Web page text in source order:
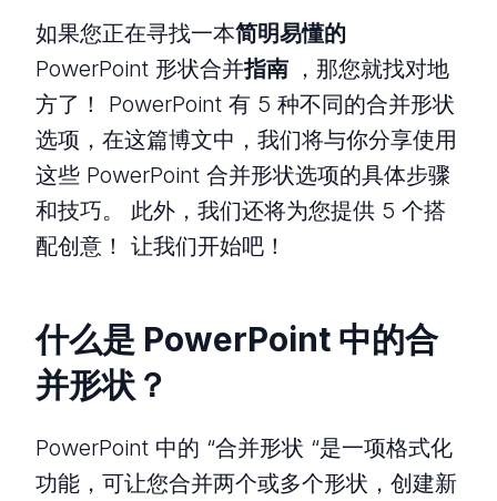
如果您正在寻找一本简明易懂的
PowerPoint 形状合并指南 ，那您就找对地
方了！ PowerPoint 有 5 种不同的合并形状
选项，在这篇博文中，我们将与你分享使用
这些 PowerPoint 合并形状选项的具体步骤
和技巧。 此外，我们还将为您提供 5 个搭
配创意！ 让我们开始吧！
什么是 PowerPoint 中的合
并形状？
PowerPoint 中的 “合并形状 “是一项格式化
功能，可让您合并两个或多个形状，创建新